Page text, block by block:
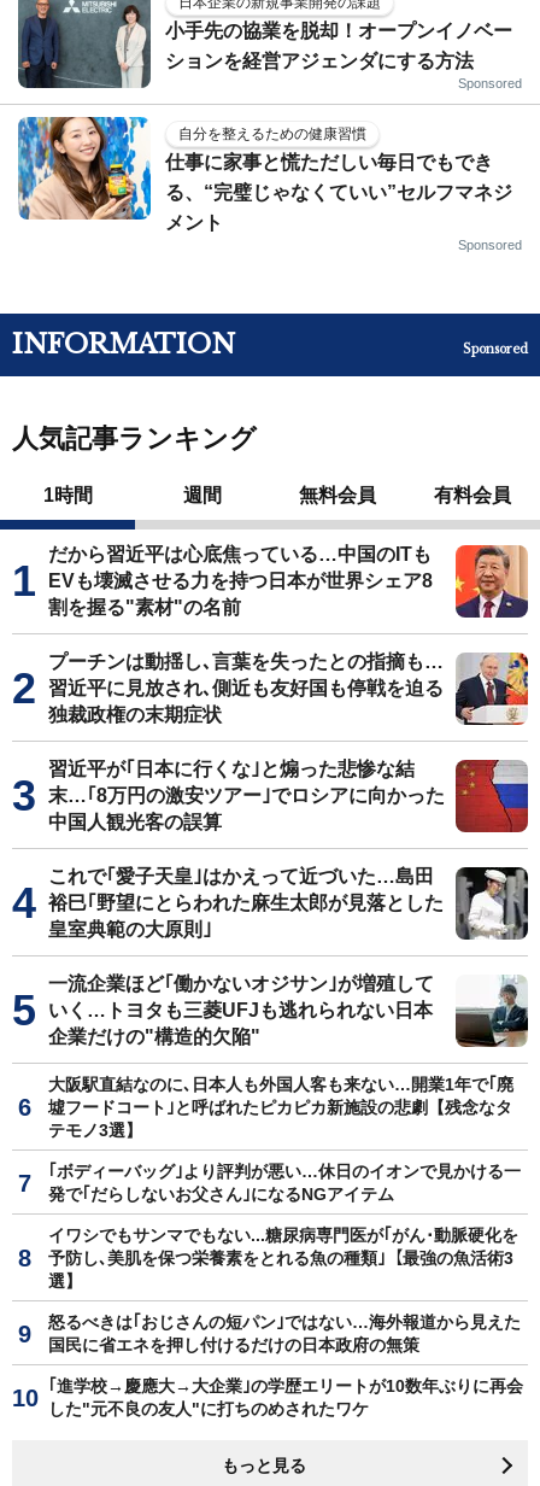
小手先の協業を脱却！オープンイノベー
ションを経営アジェンダにする方法
Sponsored
自分を整えるための健康習慣
仕事に家事と慌ただしい毎日でもでき
る、“完璧じゃなくていい”セルフマネジ
メント
Sponsored
INFORMATION Sponsored
人気記事ランキング
1時間 週間 無料会員 有料会員
だから習近平は心底焦っている…中国のITも
EVも壊滅させる力を持つ日本が世界シェア8
割を握る"素材"の名前
プーチンは動揺し､言葉を失ったとの指摘も…
習近平に見放され､側近も友好国も停戦を迫る
独裁政権の末期症状
習近平が｢日本に行くな｣と煽った悲惨な結
末…｢8万円の激安ツアー｣でロシアに向かった
中国人観光客の誤算
これで｢愛子天皇｣はかえって近づいた…島田
裕巳｢野望にとらわれた麻生太郎が見落とした
皇室典範の大原則｣
一流企業ほど｢働かないオジサン｣が増殖して
いく…トヨタも三菱UFJも逃れられない日本
企業だけの"構造的欠陥"
大阪駅直結なのに､日本人も外国人客も来ない…開業1年で｢廃
墟フードコート｣と呼ばれたピカピカ新施設の悲劇【残念なタ
テモノ3選】
｢ボディーバッグ｣より評判が悪い…休日のイオンで見かける一
発で｢だらしないお父さん｣になるNGアイテム
イワシでもサンマでもない...糖尿病専門医が｢がん･動脈硬化を
予防し､美肌を保つ栄養素をとれる魚の種類｣【最強の魚活術3
選】
怒るべきは｢おじさんの短パン｣ではない…海外報道から見えた
国民に省エネを押し付けるだけの日本政府の無策
｢進学校→慶應大→大企業｣の学歴エリートが10数年ぶりに再会
した"元不良の友人"に打ちのめされたワケ
もっと見る